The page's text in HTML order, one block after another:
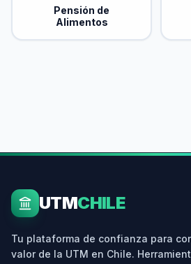
Pensión de
Alimentos
UTMCHILE
Tu plataforma de confianza para
valor de la UTM en Chile.